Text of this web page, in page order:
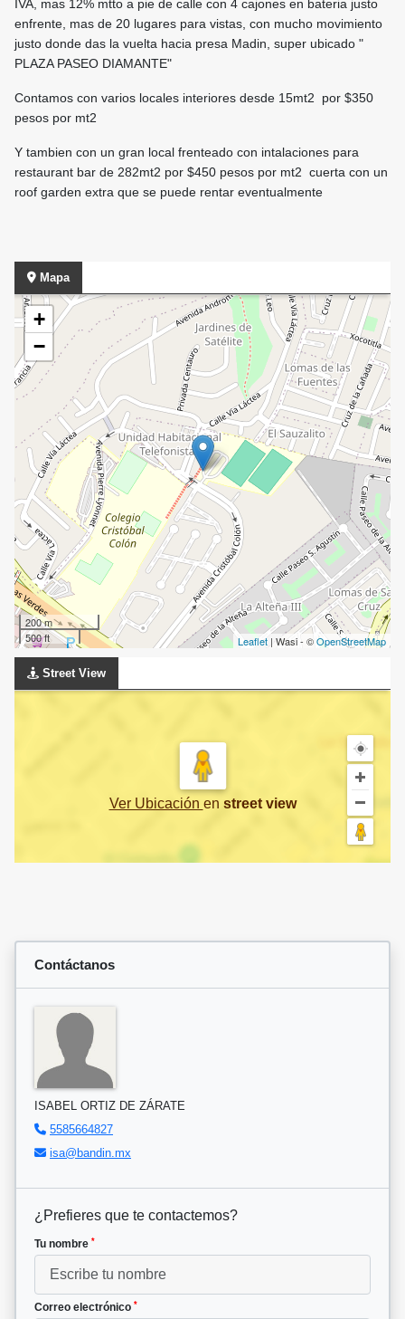
IVA, mas 12% mtto a pie de calle con 4 cajones en bateria justo
enfrente, mas de 20 lugares para vistas, con mucho movimiento
justo donde das la vuelta hacia presa Madin, super ubicado "
PLAZA PASEO DIAMANTE"
Contamos con varios locales interiores desde 15mt2 por $350
pesos por mt2
Y tambien con un gran local frenteado con intalaciones para
restaurant bar de 282mt2 por $450 pesos por mt2 cuerta con un
roof garden extra que se puede rentar eventualmente
Mapa
+
−
200 m
500 ft
Leaflet | Wasi - ©OpenStreetMap
Street View
Ver Ubicación en street view
Contáctanos
ISABEL ORTIZ DE ZÁRATE
5585664827
isa@bandin.mx
¿Prefieres que te contactemos?
Tu nombre *
Correo electrónico *